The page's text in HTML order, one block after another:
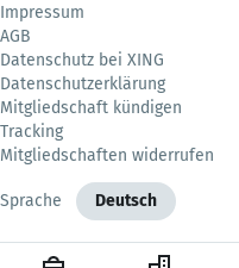
Impressum
AGB
Datenschutz bei XING
Datenschutzerklärung
Mitgliedschaft kündigen
Tracking
Mitgliedschaften widerrufen
Sprache Deutsch